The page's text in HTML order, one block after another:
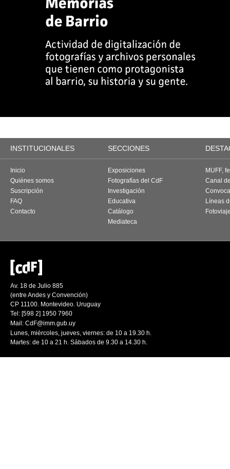
INSTITUCIONALES SECCIONES
Inicio
Quiénes somos
Suscripción
FAQ
Contacto
Exposiciones
Fotografías del CdF
Investigación
Educativa
Catálogo
Mediateca
MUFF,
Canal
Líneas
Av. 18 de Julio 885
(entre Andes y Convención)
CP 11100. Montevideo. Uruguay
Tel: [598 2] 1950 7960
Mail: CdF@imm.gub.uy
Lunes, miércoles, jueves, viernes: de 10 a 19.30 h.
Martes: de 10 a 21 h. Sábados de 9.30 a 14.30 h.